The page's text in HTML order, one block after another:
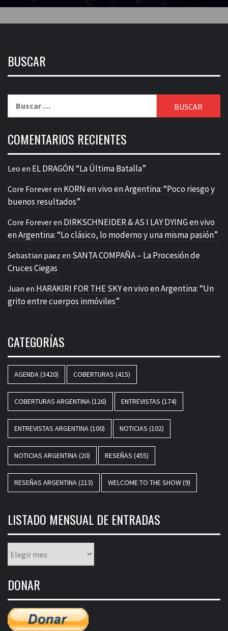
BUSCAR
COMENTARIOS RECIENTES
Leo en EL DRAGÓN “La Última Batalla”
Core Foreveren KORN en vivo en Argentina: “Poco riesgo y
buenos resultados”
Core Foreveren DIRKSCHNEIDER & AS I LAY DYING en vivo
en Argentina: “Lo clásico, lo moderno y una misma pasión”
Sebastian paez en SANTA COMPAÑA – La Procesión de
Cruces Ciegas
Juan en HARAKIRI FOR THE SKY en vivo en Argentina: “Un
grito entre cuerpos inmóviles”
CATEGORÍAS
AGENDA(3420) COBERTURAS (415)
COBERTURAS ARGENTINA(126) ENTREVISTAS (174)
ENTREVISTAS ARGENTINA(100) NOTICIAS (102)
NOTICIAS ARGENTINA(20) RESEÑAS (455)
RESEÑAS ARGENTINA(213) WELCOME TO THE SHOW(9)
LISTADO MENSUAL DE ENTRADAS
mensual
entradas
DONAR